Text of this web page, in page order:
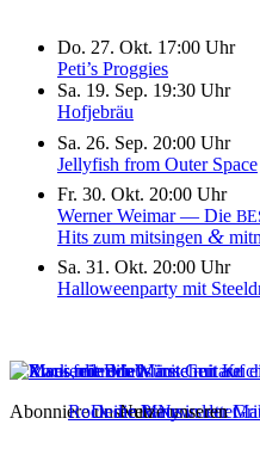
Do. 27. Okt. 17:00 Uhr
Peti’s Proggies
Sa. 19. Sep. 19:30 Uhr
Hofjebräu
Sa. 26. Sep. 20:00 Uhr
Jellyfish from Outer Space
Fr. 30. Okt. 20:00 Uhr
Werner Weimar — Die
Hits zum mitsingen &
Sa. 31. Okt. 20:00 Uhr
Halloweenparty mit
Abonniere unserenNewsletter
Deine Party in der
Nutze unseren
Rock die Maus